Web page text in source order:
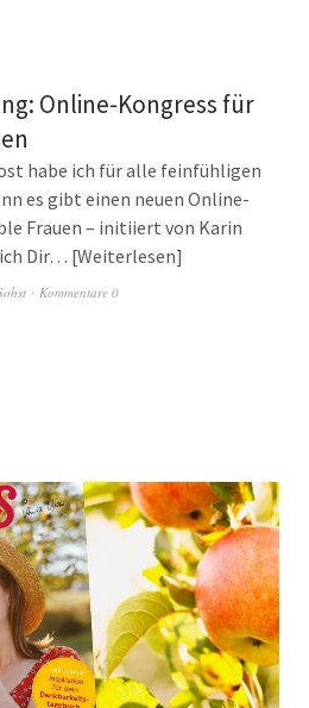
Online-Kongress für
habe ich für alle feinfühligen
es gibt einen neuen Online-
Frauen – initiiert von Karin
Dir… Weiterlesen
Kommentare 0